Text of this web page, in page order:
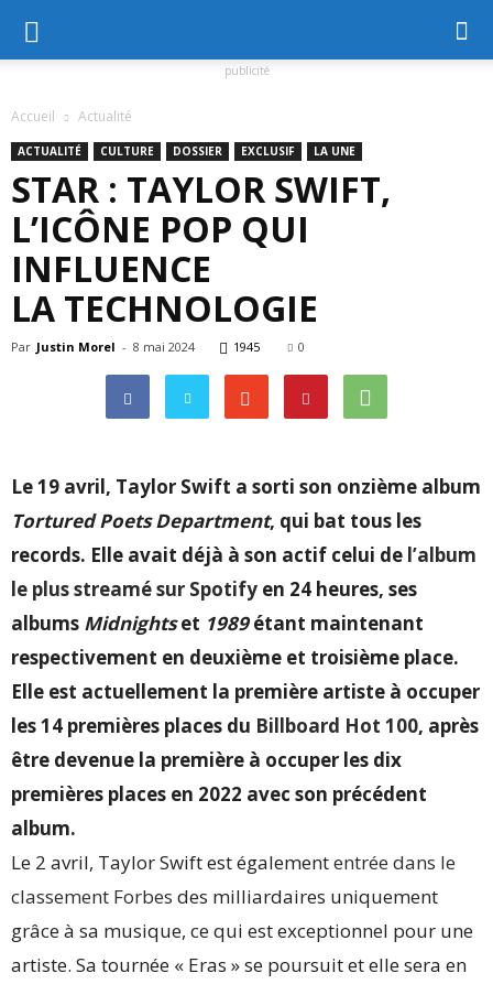
publicité
Accueil Actualité
ACTUALITÉ CULTURE DOSSIER EXCLUSIF LA UNE
STAR : TAYLOR SWIFT,
L’ICÔNE POP QUI
INFLUENCE
LA TECHNOLOGIE
Par Justin Morel - 8 mai 2024 1945 0
Le 19 avril, Taylor Swift a sorti son onzième album
Tortured Poets Department, qui bat tous les
records. Elle avait déjà à son actif celui de l’album
le plus streamé sur Spotify en 24 heures, ses
albums Midnightset 1989étant maintenant
respectivement en deuxième et troisième place.
Elle est actuellement la première artiste à occuper
les 14 premières places du Billboard Hot 100, après
être devenue la première à occuper les dix
premières places en 2022 avec son précédent
album.
Le 2 avril, Taylor Swift est égalemententrée dans le
classement Forbes des milliardaires uniquement
grâce à sa musique, ce qui est exceptionnel pour une
artiste. Sa tournée « Eras » se poursuit et elle sera en